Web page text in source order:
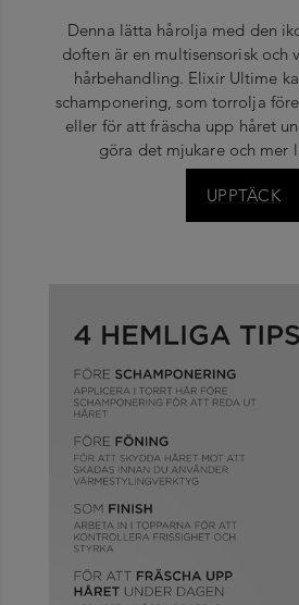
Denna lätta hårolja med den
doften är en multisensorisk och
hårbehandling. Elixir Ultime
schamponering, som torrolja
eller för att fräscha upp håret
göra det mjukare och mer
UPPTÄCK